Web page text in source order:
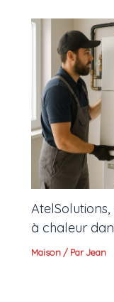
à chaleur
Maison / ParJean